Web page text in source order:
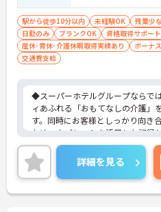
駅から徒歩10分以内 未経験OK 残業少
日勤のみ
ブランクOK 資格取得サポート
産休･育休･介護休暇取得実績あり
ボーナ
交通費支給
◆スーパーホテルグループならで
ィあふれる「おもてなしの介護」
す。同時にお客様としっかり向き
ため、タブレットを活用した記録
て業務の効率化も進めています。
の人生に深く寄り添えるやりがい
す。
◆部署や施設を超えてスタッフ同
う」のバッジを送り合える「サン
詳細を見る